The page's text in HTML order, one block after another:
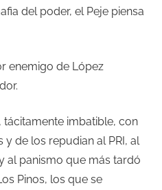
del poder, el Peje piensa
enemigo de López
tácitamente imbatible, con
de los repudian al PRI, al
al panismo que más tardó
Pinos, los que se